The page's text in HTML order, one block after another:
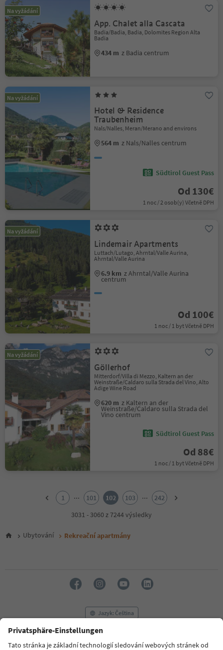
Na vyžádání
App. Chalet alla Cascata
Badia/Badia, Badia, Dolomites Region Alta
Badia
434 m z Badia centrum
Na vyžádání
Hotel & Residence
Traubenheim
Nals/Nalles, Meran/Merano and environs
564 m z Nals/Nalles centrum
Südtirol Guest Pass
Od 130€
1 noc / 2 osob(y) Včetně DPH
Na vyžádání
Lindemair Apartments
Luttach/Lutago, Ahrntal/Valle Aurina,
Ahrntal/Valle Aurina
6.9 km z Ahrntal/Valle Aurina
centrum
Od 100€
1 noc / 1 byt Včetně DPH
Na vyžádání
Göllerhof
Mitterdorf/Villa di Mezzo, Kaltern an der
Weinstraße/Caldaro sulla Strada del Vino, Alto
Adige Wine Road
620 m z Kaltern an der
Weinstraße/Caldaro sulla Strada del
Vino centrum
Südtirol Guest Pass
Od 88€
1 noc / 1 byt Včetně DPH
6
16
17
1 ... 101 102 103 ...
242
3031 - 3060 z 7244 výsledky
Ubytování Rekreační apartmány
Jazyk: Čeština
FAQ Kontaktujte nás Tisk MICE